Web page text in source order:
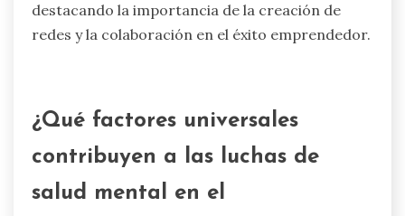
destacando la importancia de la creación de
redes y la colaboración en el éxito emprendedor.